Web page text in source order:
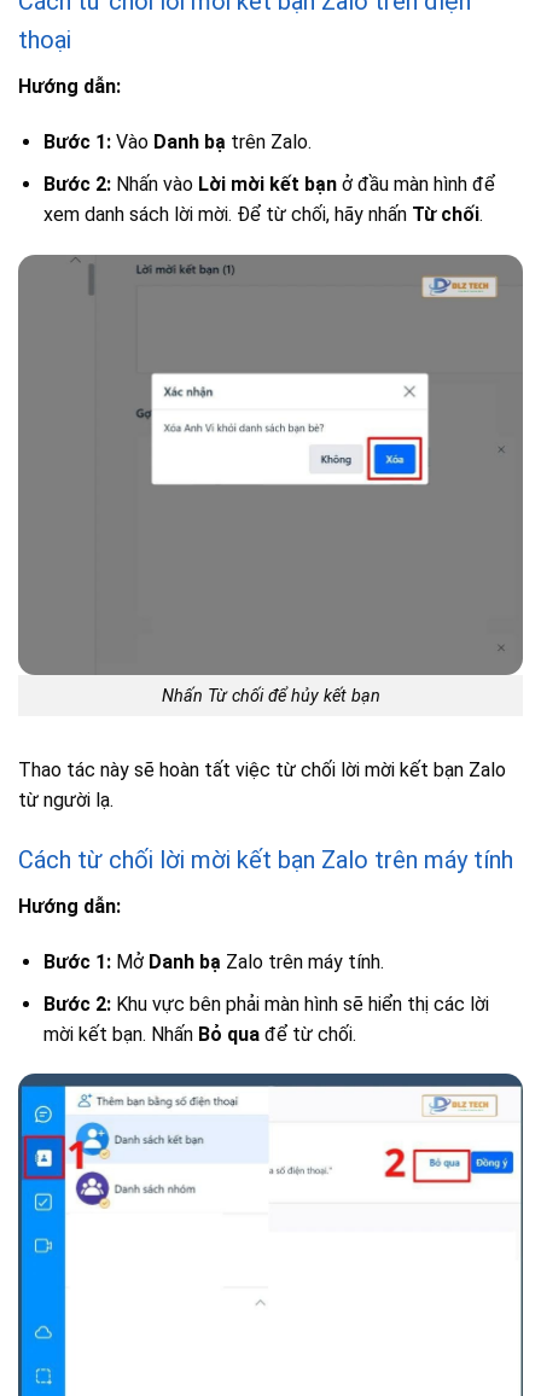
thoại
Hướng dẫn:
Bước 1:Vào Danh bạ trên Zalo.
Bước 2:Nhấn vào Lời mời kết bạnở đầu màn hình để
xem danh sách lời mời. Để từ chối, hãy nhấn Từ chối.
Nhấn Từ chối để hủy kết bạn
Thao tác này sẽ hoàn tất việc từ chối lời mời kết bạn Zalo
từ người lạ.
Cách từ chối lời mời kết bạn Zalo trên máy tính
Hướng dẫn:
Bước 1:Mở Danh bạ Zalo trên máy tính.
Bước 2:Khu vực bên phải màn hình sẽ hiển thị các lời
mời kết bạn. Nhấn Bỏ quađể từ chối.